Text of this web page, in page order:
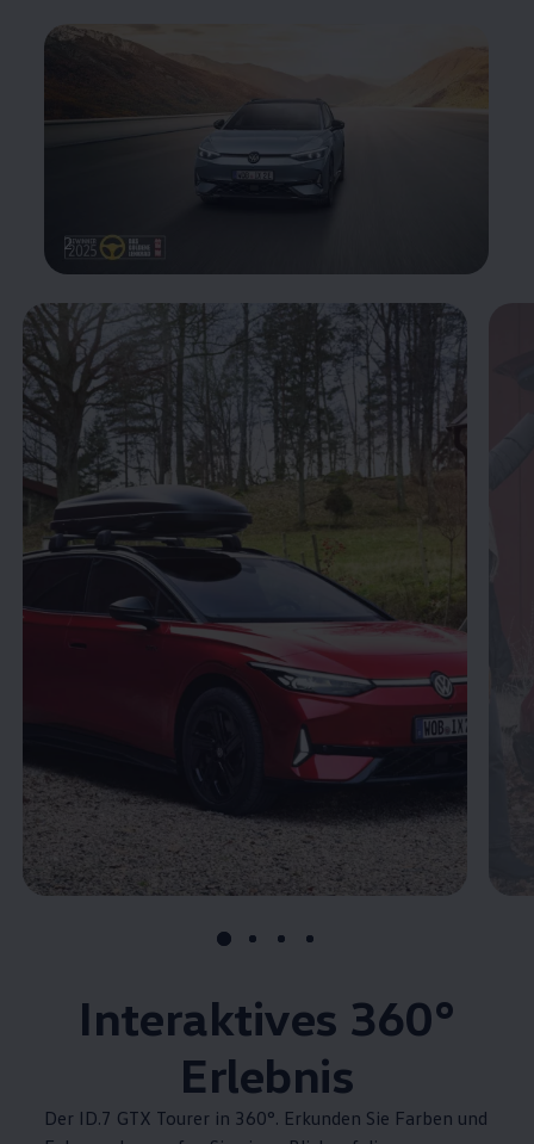
2
Enable fullscreen mode
Interaktives 360°
Erlebnis
Der ID.7 GTX Tourer in 360°. Erkunden Sie Farben und